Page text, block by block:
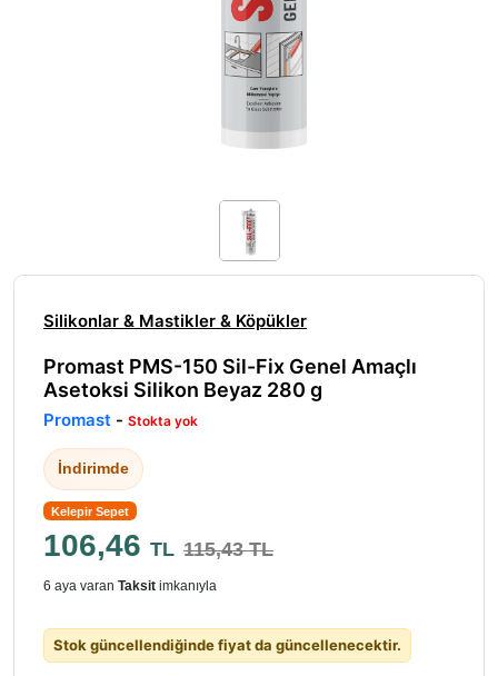
Silikonlar & Mastikler & Köpükler
Promast PMS-150 Sil-Fix Genel Amaçlı
Asetoksi Silikon Beyaz 280 g
Promast - Stokta yok
İndirimde
Kelepir Sepet
106,46 TL 115,43 TL
6 aya varan Taksit imkanıyla
Stok güncellendiğinde fiyat da güncellenecektir.